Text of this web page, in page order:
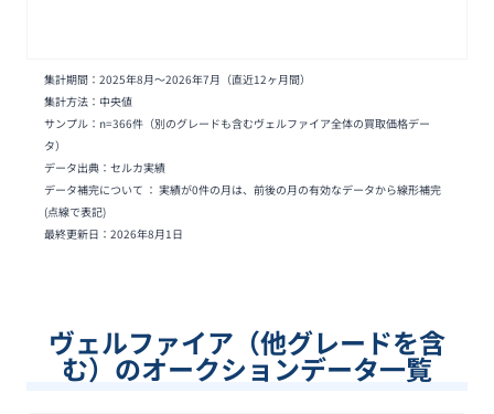
集計期間： 2025年8月〜2026年7月 （直近12ヶ月間）
集計方法：中央値
サンプル：n=366件 （別のグレードも含むヴェルファイア全体の買取価格デー
タ）
データ出典：セルカ実績
データ補完について ： 実績が0件の月は、前後の月の有効なデータから線形補完
(点線で表記)
最終更新日： 2026年8月1日
ヴェルファイア（他グレードを含
む）のオークションデータ一覧